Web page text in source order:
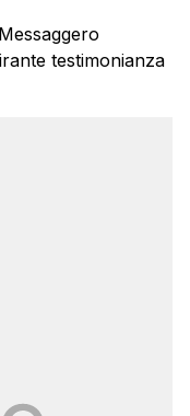
testimonianza